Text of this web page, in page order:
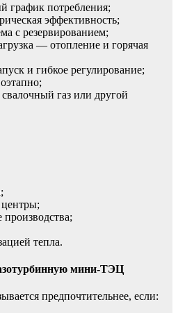
график потребления;
эффективность;
с резервированием;
— отопление и горячая
и гибкое регулирование;
свалочный газ или другой
тепла.
мини-ТЭЦ
предпочтительнее, если: